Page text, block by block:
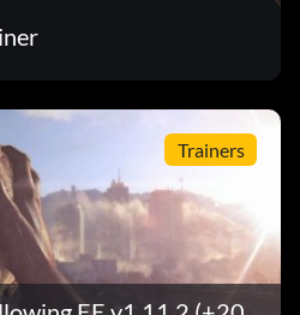
Trainers